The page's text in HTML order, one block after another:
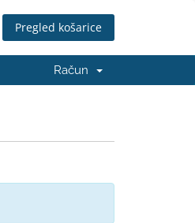
Pregled košarice
Račun